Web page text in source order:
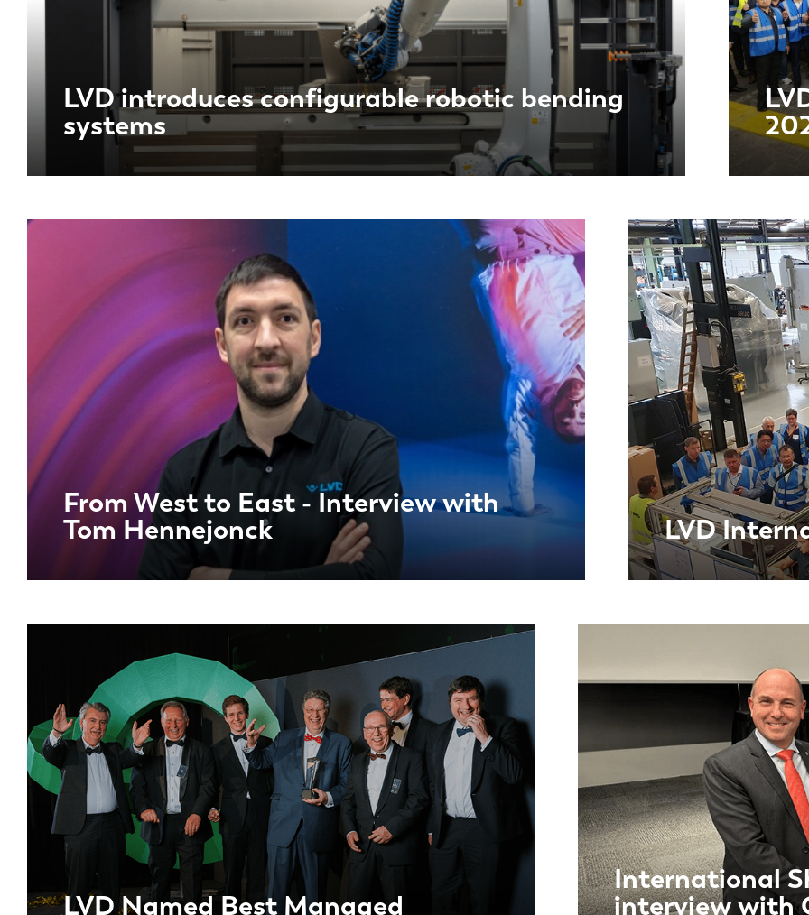
LVD introduces configurable robotic bending
systems
From West to East - Interview with
Tom Hennejonck
LVD
LVD Named Best Managed
International
interview with